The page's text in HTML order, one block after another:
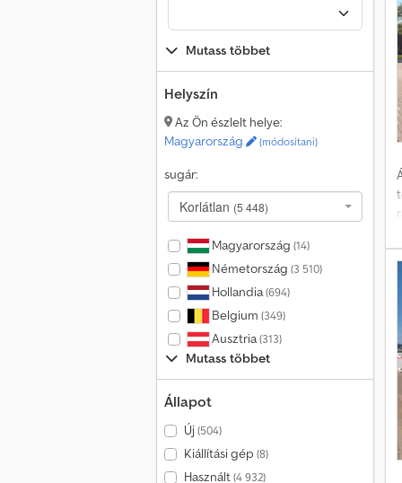
Mutass többet
Helyszín
Az Ön észlelt helye:
Magyarország
(módosítani)
sugár:
Korlátlan (5 448)
Magyarország (14)
Németország (3 510)
Hollandia(694)
Belgium (349)
Ausztria(313)
Mutass többet
Állapot
Új(504)
Kiállítási gép (8)
Használt(4 932)